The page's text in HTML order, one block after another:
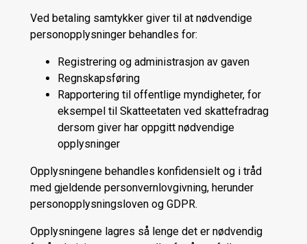
Ved betaling samtykker giver til at nødvendige
personopplysninger behandles for:
Registrering og administrasjon av gaven
Regnskapsføring
Rapportering til offentlige myndigheter, for
eksempel til Skatteetaten ved skattefradrag
dersom giver har oppgitt nødvendige
opplysninger
Opplysningene behandles konfidensielt og i tråd
med gjeldende personvernlovgivning, herunder
personopplysningsloven og GDPR.
Opplysningene lagres så lenge det er nødvendig